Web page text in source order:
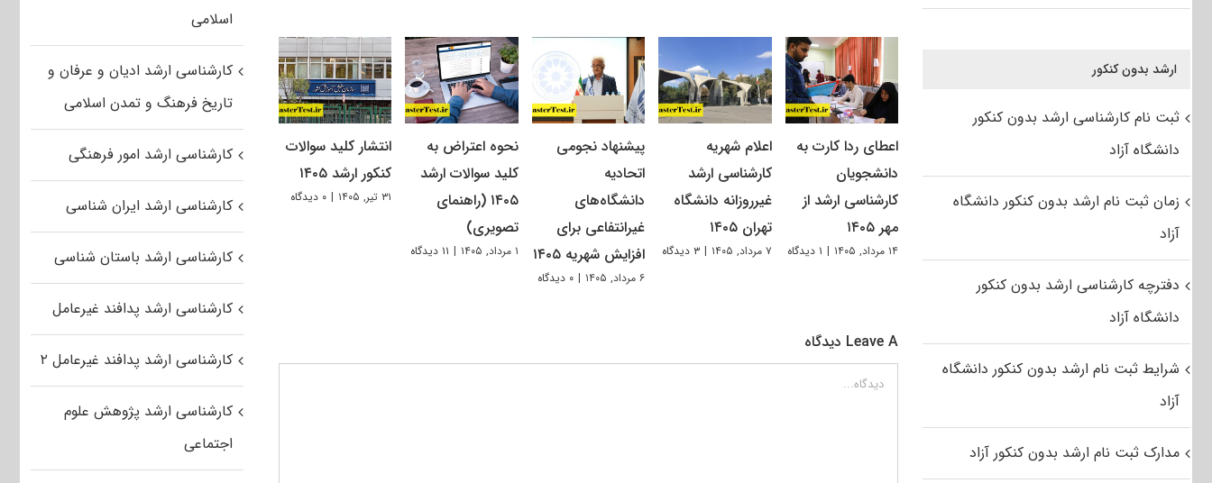
اعطای ردا کارت به
دانشجویان
کارشناسی ارشد از
مهر ۱۴۰۵
۱۴ مرداد, ۱۴۰۵ | ۱ دیدگاه
اعلام شهریه
کارشناسی ارشد
غیرروزانه دانشگاه
تهران ۱۴۰۵
۷ مرداد, ۱۴۰۵ | ۳ دیدگاه
پیشنهاد نجومی
اتحادیه
دانشگاه‌های
غیرانتفاعی برای
افزایش شهریه ۱۴۰۵
۶ مرداد, ۱۴۰۵ | ۰ دیدگاه
نحوه اعتراض به
کلید سوالات ارشد
۱۴۰۵ (راهنمای
تصویری)
۱ مرداد, ۱۴۰۵ | ۱۱ دیدگاه
انتشار کلید سوالات
کنکور ارشد ۱۴۰۵
۳۱ تیر, ۱۴۰۵ | ۰ دیدگاه
Leave A دیدگاه
دیدگاه
اسلامی
کارشناسی ارشد ادیان و عرفان و
تاریخ فرهنگ و تمدن اسلامی
کارشناسی ارشد امور فرهنگی
کارشناسی ارشد ایران شناسی
کارشناسی ارشد باستان شناسی
کارشناسی ارشد پدافند غیرعامل
کارشناسی ارشد پدافند غیرعامل ۲
کارشناسی ارشد پژوهش علوم
اجتماعی
ارشد بدون کنکور
ثبت نام کارشناسی ارشد بدون کنکور
دانشگاه آزاد
زمان ثبت نام ارشد بدون کنکور دانشگاه
آزاد
دفترچه کارشناسی ارشد بدون کنکور
دانشگاه آزاد
شرایط ثبت نام ارشد بدون کنکور دانشگاه
آزاد
مدارک ثبت نام ارشد بدون کنکور آزاد